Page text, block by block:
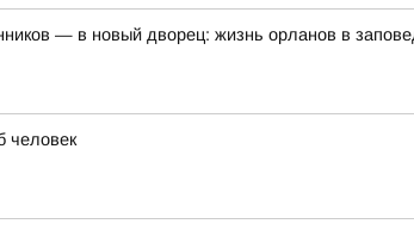
— в новый дворец: жизнь орланов в
человек